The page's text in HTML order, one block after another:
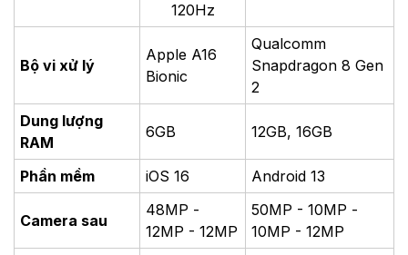
120Hz
Bộ vi xử lý
Apple A16
Bionic
Qualcomm
Snapdragon 8 Gen
2
Dung lượng
RAM
6GB 12GB, 16GB
Phần mềm iOS 16 Android 13
Camera sau
48MP -
12MP - 12MP
50MP - 10MP -
10MP - 12MP